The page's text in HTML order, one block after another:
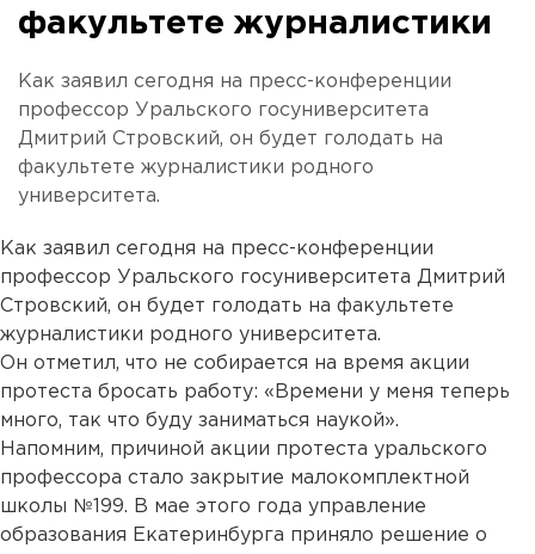
факультете журналистики
Как заявил сегодня на пресс-конференции
профессор Уральского госуниверситета
Дмитрий Стровский, он будет голодать на
факультете журналистики родного
университета.
Как заявил сегодня на пресс-конференции
профессор Уральского госуниверситета Дмитрий
Стровский, он будет голодать на факультете
журналистики родного университета.
Он отметил, что не собирается на время акции
протеста бросать работу: «Времени у меня теперь
много, так что буду заниматься наукой».
Напомним, причиной акции протеста уральского
профессора стало закрытие малокомплектной
школы №199. В мае этого года управление
образования Екатеринбурга приняло решение о